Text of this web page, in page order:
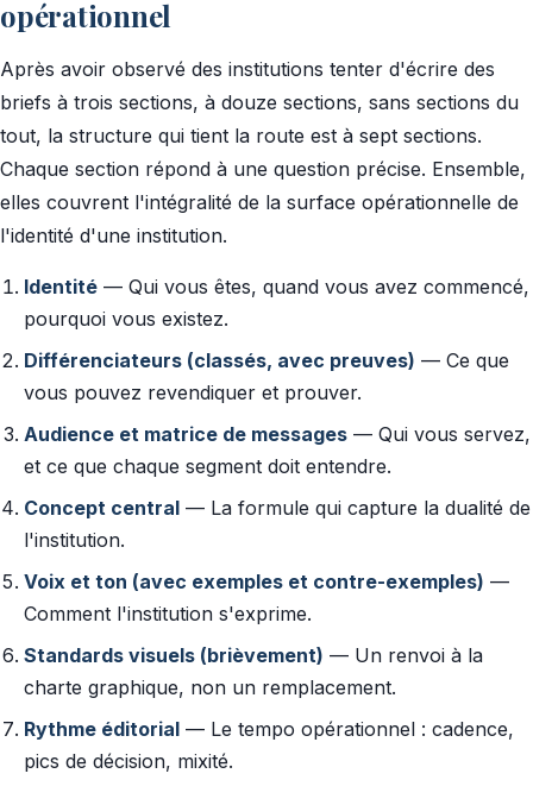
opérationnel
Après avoir observé des institutions tenter d'écrire des
briefs à trois sections, à douze sections, sans sections du
tout, la structure qui tient la route est à sept sections.
Chaque section répond à une question précise. Ensemble,
elles couvrent l'intégralité de la surface opérationnelle de
l'identité d'une institution.
Identité — Qui vous êtes, quand vous avez commencé,
pourquoi vous existez.
Différenciateurs (classés, avec preuves) — Ce que
vous pouvez revendiquer et prouver.
Audience et matrice de messages — Qui vous servez,
et ce que chaque segment doit entendre.
Concept central — La formule qui capture la dualité de
l'institution.
Voix et ton (avec exemples et contre-exemples) —
Comment l'institution s'exprime.
Standards visuels (brièvement) — Un renvoi à la
charte graphique, non un remplacement.
Rythme éditorial — Le tempo opérationnel : cadence,
pics de décision, mixité.